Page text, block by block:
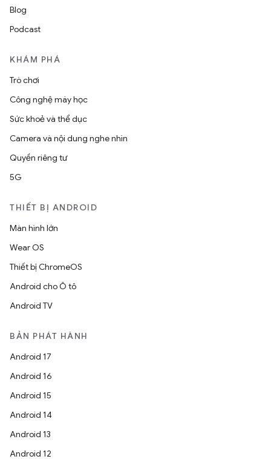
Blog
Podcast
KHÁM PHÁ
Trò chơi
Công nghệ máy học
Sức khoẻ và thể dục
Camera và nội dung nghe nhìn
Quyền riêng tư
5G
THIẾT BỊ ANDROID
Màn hình lớn
Wear OS
Thiết bị ChromeOS
Android cho Ô tô
Android TV
BẢN PHÁT HÀNH
Android 17
Android 16
Android 15
Android 14
Android 13
Android 12